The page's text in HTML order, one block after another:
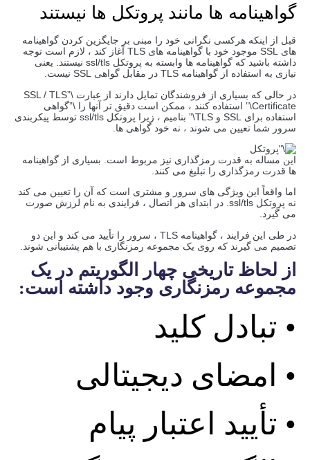
گواهینامه ها مانند پروتکل ها نیستند
قبل از اینکه هرکسی نگرانی خود را مبنی بر جایگزین کردن گواهینامه
های SSL موجود خود با گواهینامه های TLS آغاز کند ، لازم است توجه
داشته باشید که گواهینامه ها وابسته به پروتکل ssl/tls نیستند. یعنی
نیازی به استفاده از گواهینامه TLS در مقابل گواهی SSL نیست.
در حالی که بسیاری از فروشندگان تمایل دارند از عبارت \”SSL / TLS
Certificate\” استفاده کنند ، ممکن است دقیق تر آنها را \”گواهی
استفاده برای SSL و TLS\” بنامیم ، زیرا پروتکل ssl/tls توسط پیکربندی
سرور شما تعیین می شوند ، نه خود گواهی ها.
این مساله به قدرت رمزگذاری نیز مربوط است. بسیاری از گواهینامه
ها قدرت رمزگذاری را تبلیغ می کنند.
اما واقعاً این ویژگی های سرور و مشتری است که آن را تعیین می کند
نه پروتکل ssl/tls. در ابتدای هر اتصال ، فرایندی به نام لرزش صورت
می گیرد.
در طی این فرایند ، گواهینامه TLS ، سرور را تأیید می کند و این دو
تصمیم می گیرند که روی یک مجموعه رمزنگاری با هم پشتیبانی شوند.
از لحاظ تاریخی چهار الگوریتم در یک
مجموعه رمزنگاری وجود داشته است:
• تبادل کلید
• امضای دیجیتالی
• تأیید اعتبار پیام